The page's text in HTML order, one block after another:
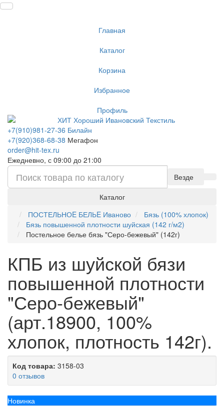
Главная
Каталог
Корзина
Избранное
Профиль
+7(910)981-27-36 Билайн
+7(920)368-68-38 Мегафон
order@hit-tex.ru
Ежедневно, с 09:00 до 21:00
Везде
Каталог
ПОСТЕЛЬНОE БЕЛЬE Иваново
Бязь (100% хлопок)
Бязь повышенной плотности шуйская (142 г/м2)
Постельное белье бязь "Серо-бежевый" (142г)
КПБ из шуйской бязи
повышенной плотности
"Серо-бежевый"
(арт.18900, 100%
хлопок, плотность 142г).
Код товара: 3158-03
0 отзывов
Новинка